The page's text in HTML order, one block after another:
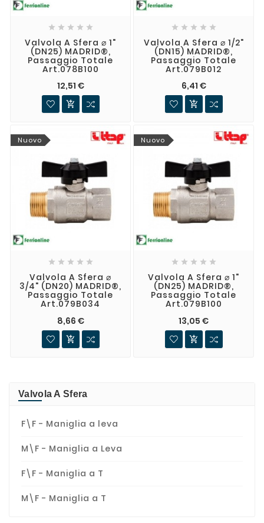
    
Valvola A Sfera ⌀ 1"
(DN25) MADRID®,
Passaggio Totale
Art.078B100
12,51 €

    
Valvola A Sfera ⌀ 1/2"
(DN15) MADRID®,
Passaggio Totale
Art.079B012
6,41 €

Nuovo
    
Valvola A Sfera ⌀
3/4" (DN20) MADRID®,
Passaggio Totale
Art.079B034
8,66 €

Nuovo
    
Valvola A Sfera ⌀ 1"
(DN25) MADRID®,
Passaggio Totale
Art.079B100
13,05 €

Valvola A Sfera
F\F - Maniglia a leva
M\F - Maniglia a Leva
F\F - Maniglia a T
M\F - Maniglia a T